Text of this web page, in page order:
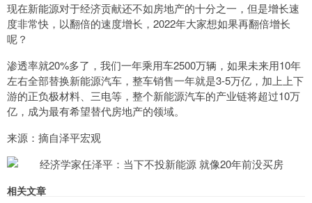
现在新能源对于经济贡献还不如房地产的十分之一，但是增长速
度非常快，以翻倍的速度增长，2022年大家想如果再翻倍增长
呢？
渗透率就20%多了，我们一年乘用车2500万辆，如果未来用10年
左右全部替换新能源汽车，整车销售一年就是3-5万亿，加上上下
游的正负极材料、三电等，整个新能源汽车的产业链将超过10万
亿，成为最有希望替代房地产的领域。
来源：摘自泽平宏观
相关文章